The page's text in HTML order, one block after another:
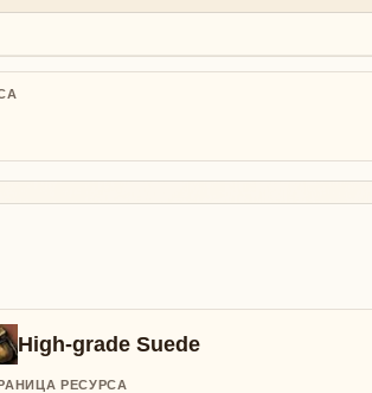
High-grade Suede
РЕСУРСА